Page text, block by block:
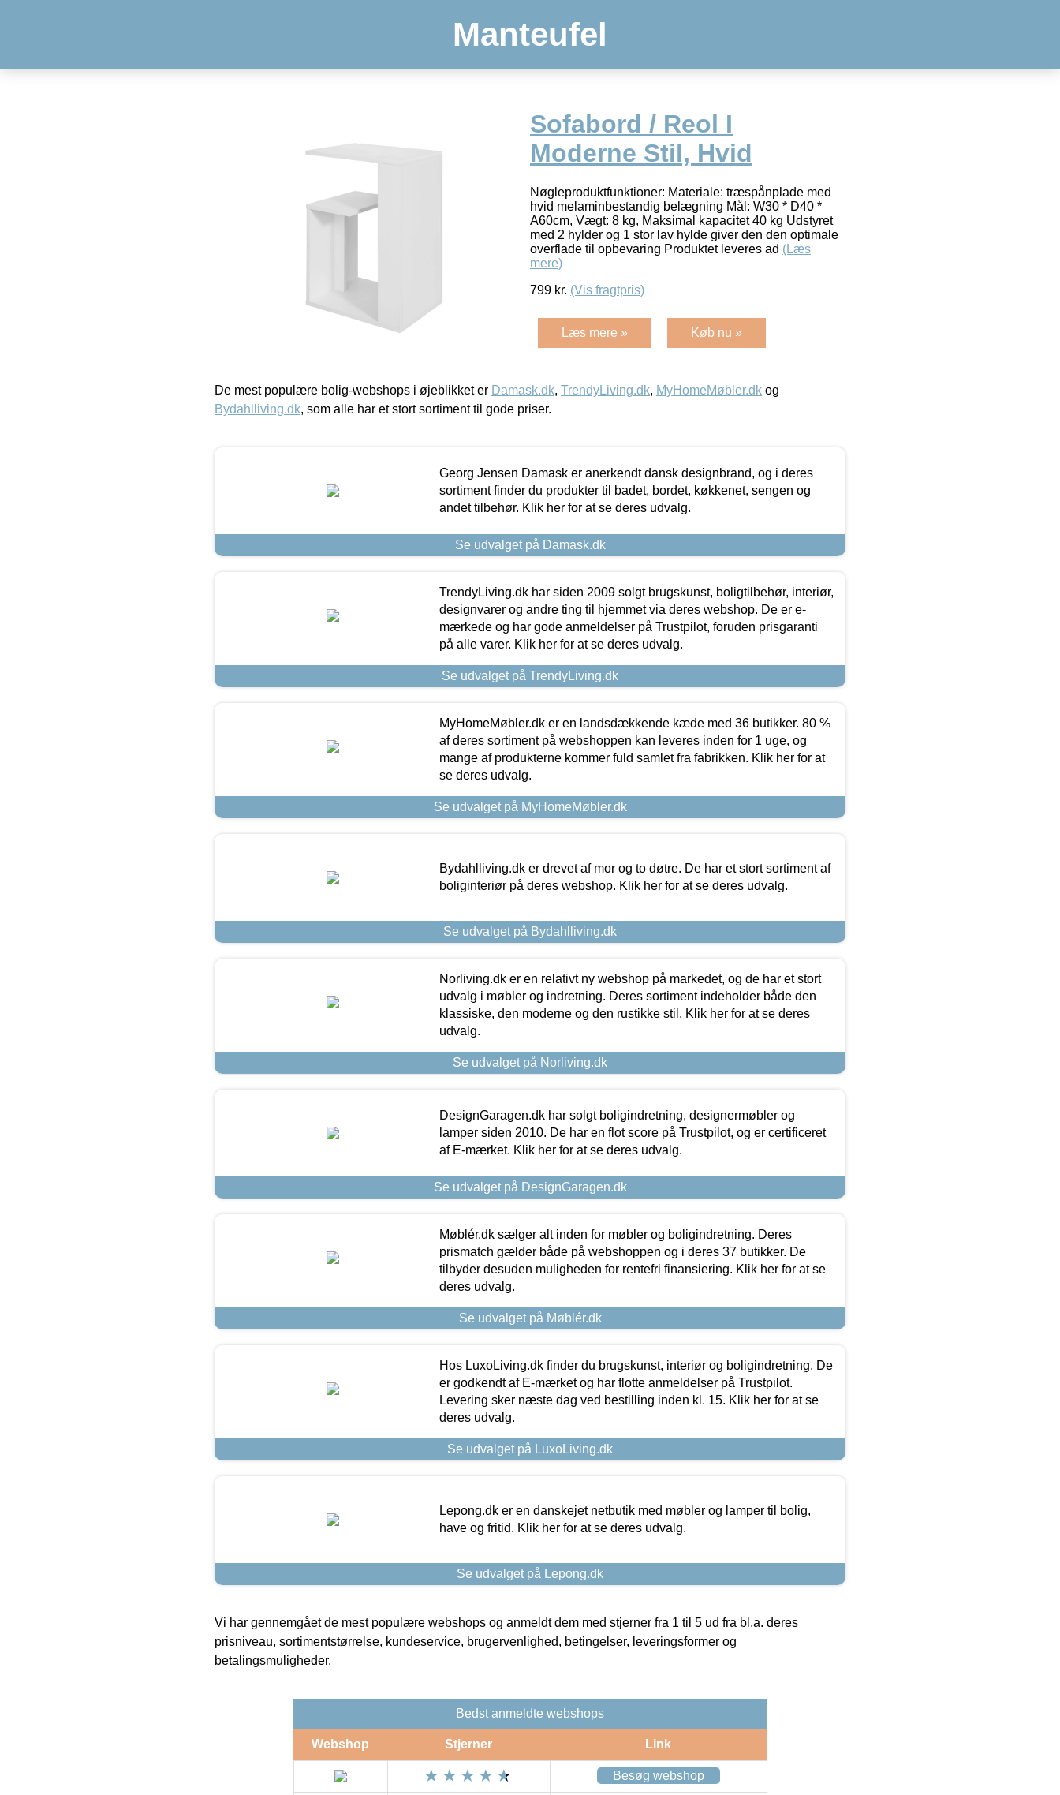
Manteufel
Sofabord / Reol I
Moderne Stil, Hvid
Nøgleproduktfunktioner: Materiale: træspånplade med
hvid melaminbestandig belægning Mål: W30 * D40 *
A60cm, Vægt: 8 kg, Maksimal kapacitet 40 kg Udstyret
med 2 hylder og 1 stor lav hylde giver den den optimale
overflade til opbevaring Produktet leveres ad (Læs
mere)
799 kr. (Vis fragtpris)
Læs mere » Køb nu »
De mest populære bolig-webshops i øjeblikket er Damask.dk, TrendyLiving.dk, MyHomeMøbler.dk og
Bydahlliving.dk, som alle har et stort sortiment til gode priser.
Georg Jensen Damask er anerkendt dansk designbrand, og i deres
sortiment finder du produkter til badet, bordet, køkkenet, sengen og
andet tilbehør. Klik her for at se deres udvalg.
Se udvalget på Damask.dk
TrendyLiving.dk har siden 2009 solgt brugskunst, boligtilbehør, interiør,
designvarer og andre ting til hjemmet via deres webshop. De er e-
mærkede og har gode anmeldelser på Trustpilot, foruden prisgaranti
på alle varer. Klik her for at se deres udvalg.
Se udvalget på TrendyLiving.dk
MyHomeMøbler.dk er en landsdækkende kæde med 36 butikker. 80 %
af deres sortiment på webshoppen kan leveres inden for 1 uge, og
mange af produkterne kommer fuld samlet fra fabrikken. Klik her for at
se deres udvalg.
Se udvalget på MyHomeMøbler.dk
Bydahlliving.dk er drevet af mor og to døtre. De har et stort sortiment af
boliginteriør på deres webshop. Klik her for at se deres udvalg.
Se udvalget på Bydahlliving.dk
Norliving.dk er en relativt ny webshop på markedet, og de har et stort
udvalg i møbler og indretning. Deres sortiment indeholder både den
klassiske, den moderne og den rustikke stil. Klik her for at se deres
udvalg.
Se udvalget på Norliving.dk
DesignGaragen.dk har solgt boligindretning, designermøbler og
lamper siden 2010. De har en flot score på Trustpilot, og er certificeret
af E-mærket. Klik her for at se deres udvalg.
Se udvalget på DesignGaragen.dk
Møblér.dk sælger alt inden for møbler og boligindretning. Deres
prismatch gælder både på webshoppen og i deres 37 butikker. De
tilbyder desuden muligheden for rentefri finansiering. Klik her for at se
deres udvalg.
Se udvalget på Møblér.dk
Hos LuxoLiving.dk finder du brugskunst, interiør og boligindretning. De
er godkendt af E-mærket og har flotte anmeldelser på Trustpilot.
Levering sker næste dag ved bestilling inden kl. 15. Klik her for at se
deres udvalg.
Se udvalget på LuxoLiving.dk
Lepong.dk er en danskejet netbutik med møbler og lamper til bolig,
have og fritid. Klik her for at se deres udvalg.
Se udvalget på Lepong.dk
Vi har gennemgået de mest populære webshops og anmeldt dem med stjerner fra 1 til 5 ud fra bl.a. deres
prisniveau, sortimentstørrelse, kundeservice, brugervenlighed, betingelser, leveringsformer og
betalingsmuligheder.
Bedst anmeldte webshops
Webshop Stjerner Link
Besøg webshop